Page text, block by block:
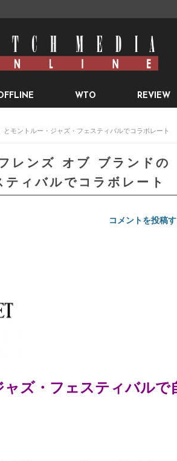
WTO REVIEW
モントルー・ジャズ・フェスティバルでコラボレート
レンズ オブ ブランドの
ィバルでコラボレート
コメントを投稿
ズ・フェスティバルで